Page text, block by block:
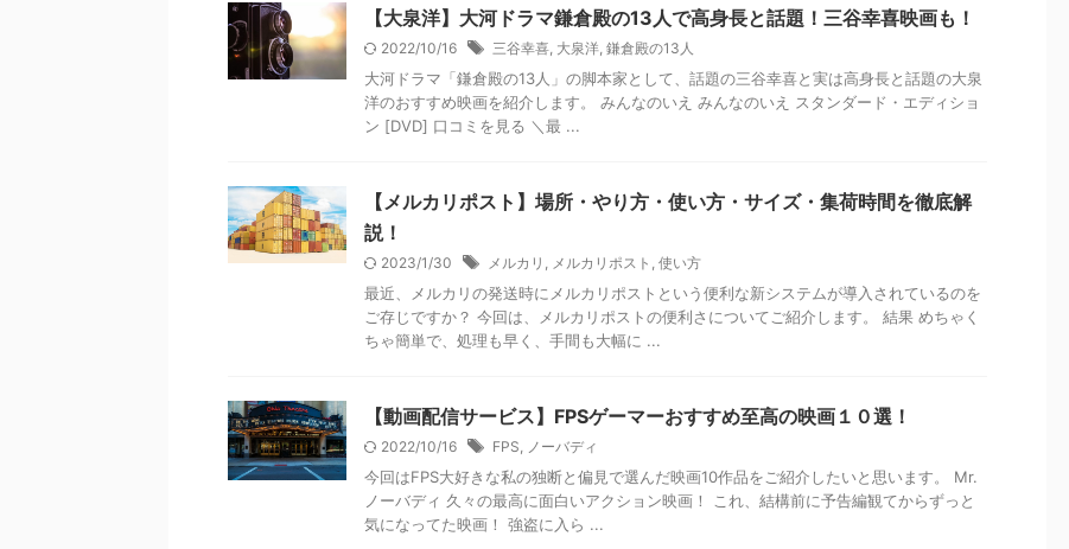
【大泉洋】大河ドラマ鎌倉殿の13人で高身長と話題！三谷幸喜映画も！
2022/10/16 三谷幸喜, 大泉洋, 鎌倉殿の13人
大河ドラマ「鎌倉殿の13人」の脚本家として、話題の三谷幸喜と実は高身長と話題の大泉
洋のおすすめ映画を紹介します。 みんなのいえ みんなのいえ スタンダード・エディショ
ン [DVD] 口コミを見る ＼最 ...
【メルカリポスト】場所・やり方・使い方・サイズ・集荷時間を徹底解
説！
2023/1/30 メルカリ , メルカリポスト , 使い方
最近、メルカリの発送時にメルカリポストという便利な新システムが導入されているのを
ご存じですか？ 今回は、メルカリポストの便利さについてご紹介します。 結果 めちゃく
ちゃ簡単で、処理も早く、手間も大幅に ...
【動画配信サービス】FPSゲーマーおすすめ至高の映画１０選！
2022/10/16 FPS, ノーバディ
今回はFPS大好きな私の独断と偏見で選んだ映画10作品をご紹介したいと思います。 Mr.
ノーバディ 久々の最高に面白いアクション映画！ これ、結構前に予告編観てからずっと
気になってた映画！ 強盗に入ら ...